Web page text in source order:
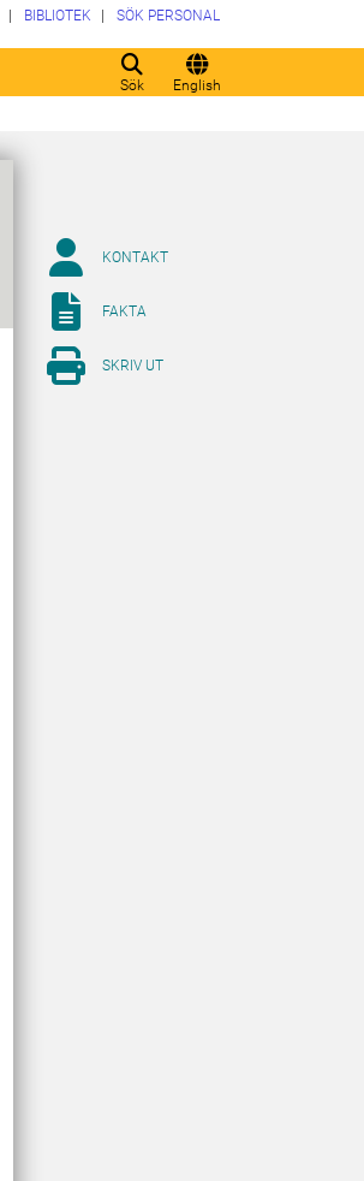
Sök English
BIBLIOTEK SÖK PERSONAL
KONTAKT
FAKTA
SKRIV UT